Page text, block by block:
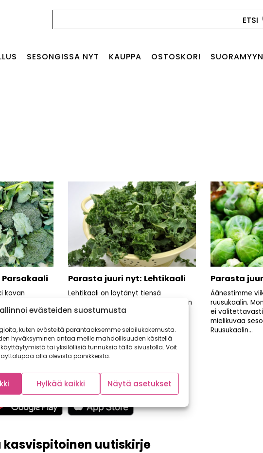
evästeiden suostumusta
kuten evästeitä parantaaksemme selailukokemusta.
hyväksyminen antaa meille mahdollisuuden käsitellä
tai yksilöllisiä tunnuksia tällä sivustolla. Voit
alla olevista painikkeista.
Hylkää kaikki Näytä asetukset
SESONGISSA NYT KAUPPA OSTOSKORI
kovan
kulutus
Parasta juuri nyt: Lehtikaali
Lehtikaali on löytänyt tiensä
ruokakauppoihin. Lehtikaali oli vuoden
2013 hittikasvis ja se on jatkanut...
Parasta
Äänestimme
ruusukaalin.
ei
mielikuvaa
Ruusukaalin...
kasvispitoinen uutiskirje